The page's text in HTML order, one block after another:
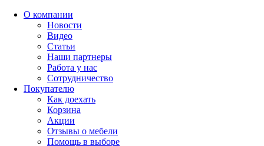
О компании
Новости
Видео
Статьи
Наши партнеры
Работа у нас
Сотрудничество
Покупателю
Как доехать
Корзина
Акции
Отзывы о мебели
Помощь в выборе